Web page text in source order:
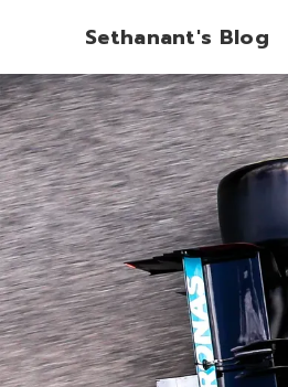
Sethanant's Blog